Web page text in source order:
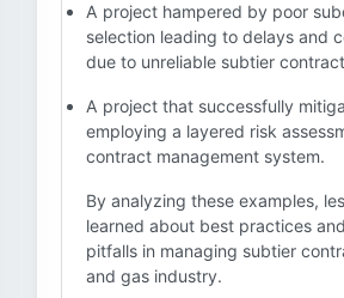
A project hampered by poor
selection leading to delays and
due to unreliable subtier
A project that successfully
employing a layered risk
contract management system.
By analyzing these examples,
learned about best practices
pitfalls in managing subtier
and gas industry.